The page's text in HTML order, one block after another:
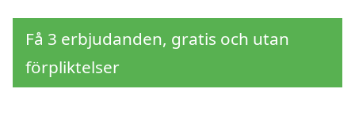
Få 3 erbjudanden, gratis och utan
förpliktelser